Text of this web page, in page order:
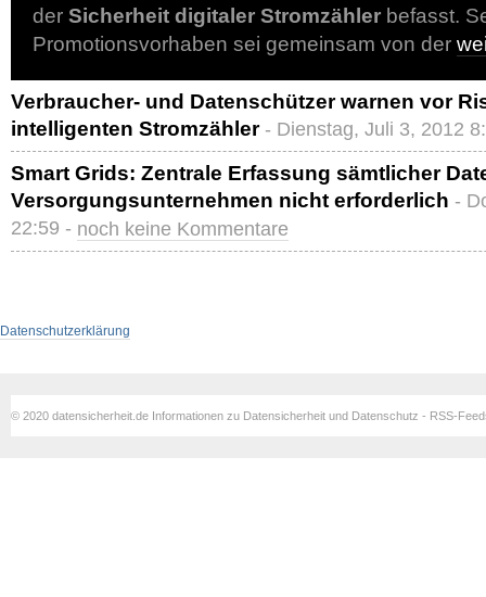
der Sicherheit digitaler Stromzähler befasst.
Promotionsvorhaben sei gemeinsam von der
Verbraucher- und Datenschützer warnen vor
intelligenten Stromzähler - Dienstag, Juli 3, 2012
Smart Grids: Zentrale Erfassung sämtlicher
Versorgungsunternehmen nicht erforderlich -
22:59 - noch keine Kommentare
Datenschutzerklärung
© 2020 datensicherheit.de Informationen zu Datensicherheit und Datenschutz - RSS-